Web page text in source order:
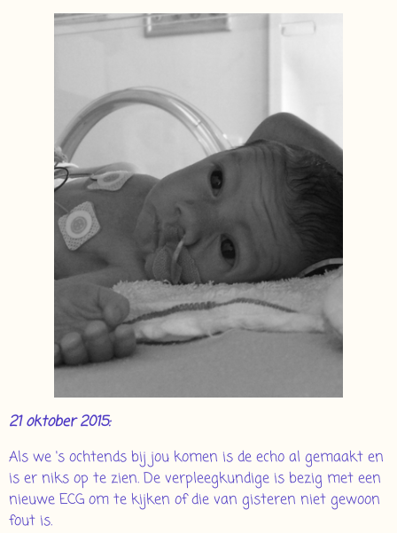
21 oktober 2015:
Als we 's ochtends bij jou komen is de echo al gemaakt en
is er niks op te zien. De verpleegkundige is bezig met een
nieuwe ECG om te kijken of die van gisteren niet gewoon
fout is.